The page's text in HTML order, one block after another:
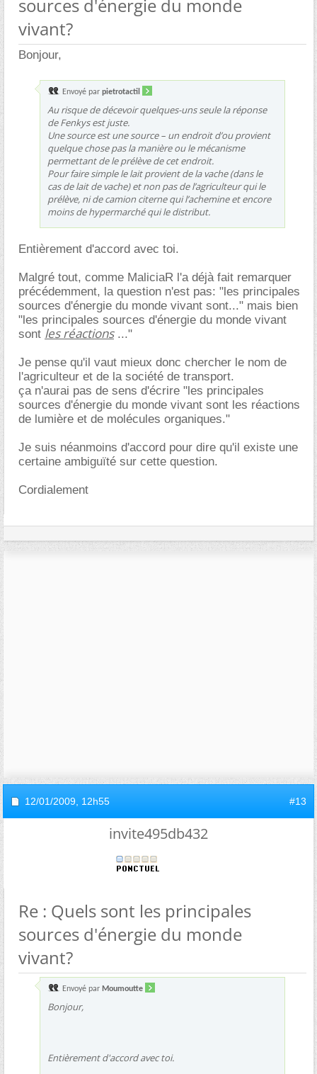
sources d'énergie du monde
vivant?
Bonjour,
Envoyé par pietrotactil
Au risque de décevoir quelques-uns seule la réponse
de Fenkys est juste.
Une source est une source – un endroit d’ou provient
quelque chose pas la manière ou le mécanisme
permettant de le prélève de cet endroit.
Pour faire simple le lait provient de la vache (dans le
cas de lait de vache) et non pas de l’agriculteur qui le
prélève, ni de camion citerne qui l’achemine et encore
moins de hypermarché qui le distribut.
Entièrement d'accord avec toi.
Malgré tout, comme MaliciaR l'a déjà fait remarquer
précédemment, la question n'est pas: "les principales
sources d'énergie du monde vivant sont..." mais bien
"les principales sources d'énergie du monde vivant
sont les réactions..."
Je pense qu'il vaut mieux donc chercher le nom de
l'agriculteur et de la société de transport.
ça n'aurai pas de sens d'écrire "les principales
sources d'énergie du monde vivant sont les réactions
de lumière et de molécules organiques."
Je suis néanmoins d'accord pour dire qu'il existe une
certaine ambiguïté sur cette question.
Cordialement
12/01/2009, 12h55 #13
invite495db432
Re : Quels sont les principales
sources d'énergie du monde
vivant?
Envoyé par Moumoutte
Bonjour,
Entièrement d'accord avec toi.